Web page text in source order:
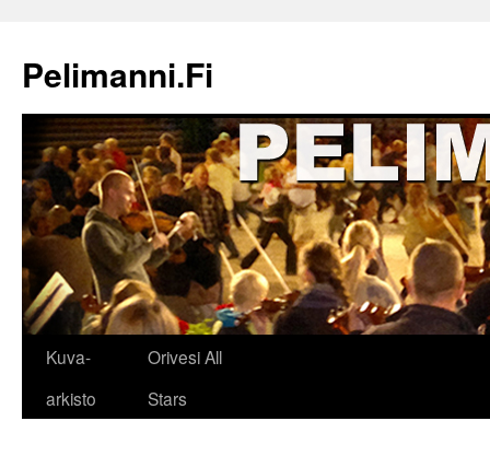
Pelimanni.Fi
Kuva-
arkisto
Orivesi All
Stars